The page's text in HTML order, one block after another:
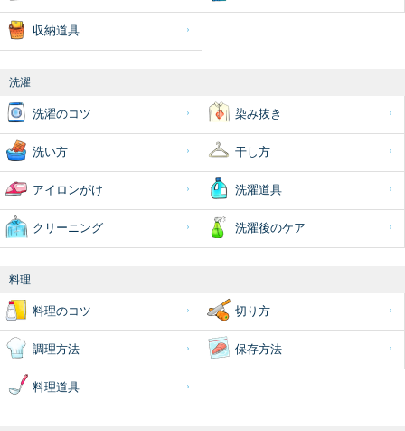
収納道具
洗濯
洗濯のコツ 染み抜き
洗い方 干し方
アイロンがけ 洗濯道具
クリーニング 洗濯後のケア
料理
料理のコツ 切り方
調理方法 保存方法
料理道具